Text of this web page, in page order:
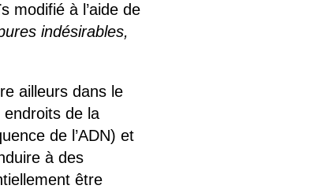
modifié à l’aide de
indésirables,
ailleurs dans le
de la
de l’ADN) et
à des
être